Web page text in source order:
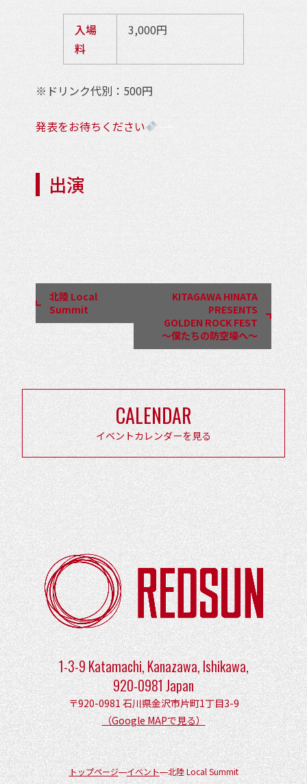
入場
料
3,000円
※ドリンク代別：500円
発表をお待ちください
出演
ン
ト
ナ
ー
ン
北陸 Local
Summit
KITAGAWA HINATA
PRESENTS
GOLDEN ROCK FEST
～僕たちの防空壕へ～
CALENDAR
イベントカレンダーを見る
1-3-9 Katamachi, Kanazawa, Ishikawa,
920-0981 Japan
〒920-0981 石川県金沢市片町1丁目3-9
（Google MAPで見る）
トップページ イベント 北陸 Local Summit